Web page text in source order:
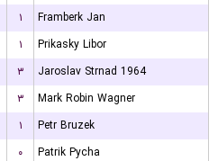
۱
Framberk Jan
۱
Prikasky Libor
۳
Jaroslav Strnad 1964
۳
Mark Robin Wagner
۱
Petr Bruzek
۰
Patrik Pycha